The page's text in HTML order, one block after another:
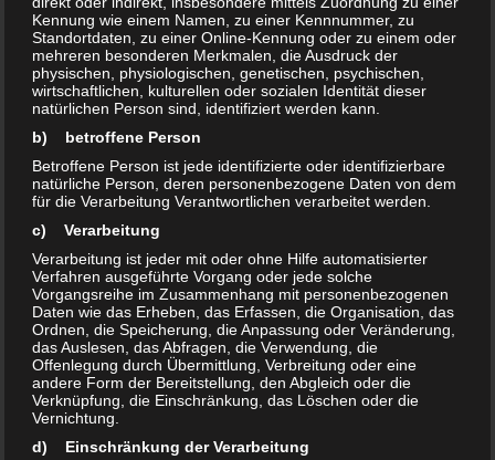
Schlagwörter: olvenstedt
Volksstimme 13.3.2014 –
Rückbauarbeiten in der Hans-
Grade-Straße
GWA-Versammlung am
13.10.21 17:30Uhr
5. OKTOBER 2021
Kennung wie einem Namen, zu einer Kennnummer, zu
Standortdaten, zu einer Online-Kennung oder zu einem oder
mehreren besonderen Merkmalen, die Ausdruck der
physischen, physiologischen, genetischen, psychischen,
wirtschaftlichen, kulturellen oder sozialen Identität dieser
natürlichen Person sind, identifiziert werden kann.
b) betroffene Person
Betroffene Person ist jede identifizierte oder identifizierbare
natürliche Person, deren personenbezogene Daten von dem
für die Verarbeitung Verantwortlichen verarbeitet werden.
c) Verarbeitung
Verarbeitung ist jeder mit oder ohne Hilfe automatisierter
Verfahren ausgeführte Vorgang oder jede solche
Vorgangsreihe im Zusammenhang mit personenbezogenen
Daten wie das Erheben, das Erfassen, die Organisation, das
Ordnen, die Speicherung, die Anpassung oder Veränderung,
das Auslesen, das Abfragen, die Verwendung, die
Offenlegung durch Übermittlung, Verbreitung oder eine
andere Form der Bereitstellung, den Abgleich oder die
Verknüpfung, die Einschränkung, das Löschen oder die
Vernichtung.
d) Einschränkung der Verarbeitung